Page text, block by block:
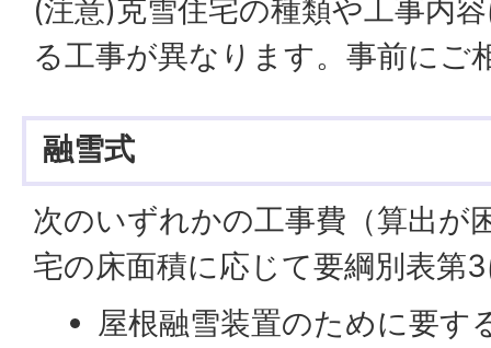
(注意)克雪住宅の種類や工事内
る工事が異なります。事前にご
融雪式
次のいずれかの工事費（算出が
宅の床面積に応じて要綱別表第
屋根融雪装置のために要す